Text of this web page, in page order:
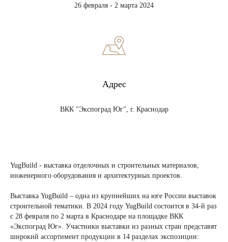
26 февраля - 2 марта 2024
Адрес
ВКК "Экспоград Юг", г. Краснодар
YugBuild - выставка отделочных и строительных материалов,
инженерного оборудования и архитектурных проектов.
Выставка YugBuild – одна из крупнейших на юге России выставок
строительной тематики. В 2024 году YugBuild состоится в 34-й раз
с 28 февраля по 2 марта в Краснодаре на площадке ВКК
«Экспоград Юг». Участники выставки из разных стран представят
широкий ассортимент продукции в 14 разделах экспозиции: